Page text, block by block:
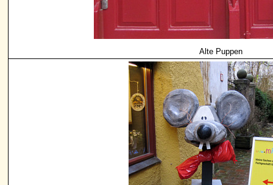
Alte Puppen